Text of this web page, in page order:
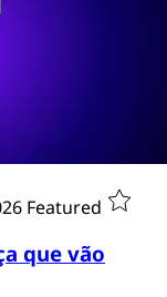
Featured
que vão